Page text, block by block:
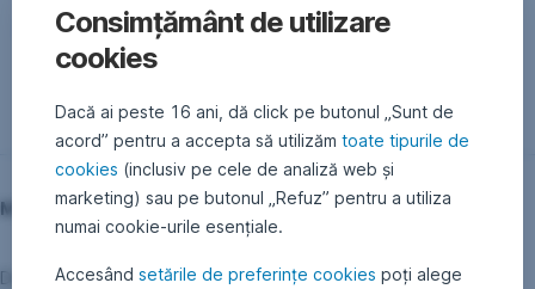
Înapoi
Modificări ale denumirii unor fonduri la data de 29.04.2016
Denumire veche:
Consimțământ de utilizare
cookies
Dacă ai peste 16 ani, dă click pe butonul „Sunt de
acord” pentru a accepta să utilizăm toate tipurile de
cookies (inclusiv pe cele de analiză web și
marketing) sau pe butonul „Refuz” pentru a utiliza
numai cookie-urile esențiale.
Accesând setările de preferințe cookies poți alege